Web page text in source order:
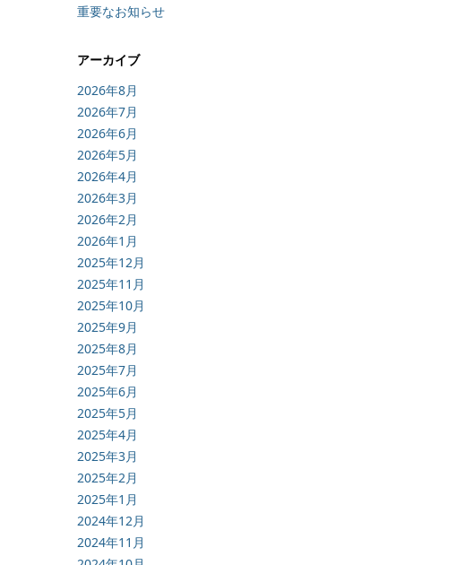
重要なお知らせ
アーカイブ
2026年8月
2026年7月
2026年6月
2026年5月
2026年4月
2026年3月
2026年2月
2026年1月
2025年12月
2025年11月
2025年10月
2025年9月
2025年8月
2025年7月
2025年6月
2025年5月
2025年4月
2025年3月
2025年2月
2025年1月
2024年12月
2024年11月